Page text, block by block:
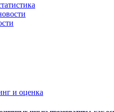
и оценка